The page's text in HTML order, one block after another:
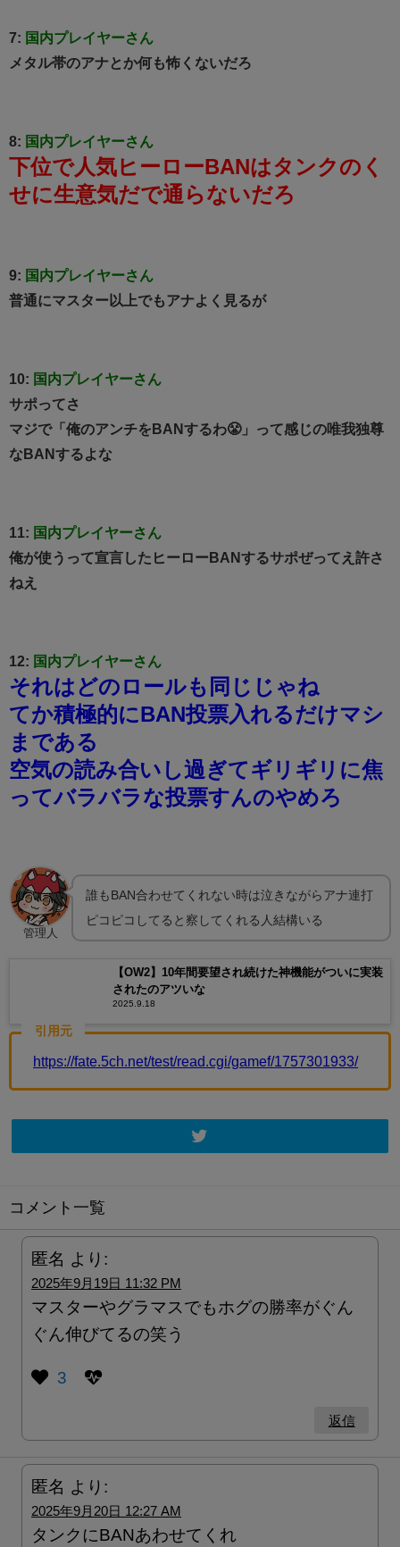
7: 国内プレイヤーさん
メタル帯のアナとか何も怖くないだろ
8: 国内プレイヤーさん
下位で人気ヒーローBANはタンクのく
せに生意気だで通らないだろ
9: 国内プレイヤーさん
普通にマスター以上でもアナよく見るが
10: 国内プレイヤーさん
サポってさ
マジで「俺のアンチをBANするわ😤」って感じの唯我独尊
なBANするよな
11: 国内プレイヤーさん
俺が使うって宣言したヒーローBANするサポぜってえ許さ
ねえ
12: 国内プレイヤーさん
それはどのロールも同じじゃね
てか積極的にBAN投票入れるだけマシ
まである
空気の読み合いし過ぎてギリギリに焦
ってバラバラな投票すんのやめろ
管理人
誰もBAN合わせてくれない時は泣きながらアナ連打
ピコピコしてると察してくれる人結構いる
【OW2】10年間要望され続けた神機能がついに実装
されたのアツいな
2025.9.18
引用元
https://fate.5ch.net/test/read.cgi/gamef/1757301933/
コメント一覧
匿名 より:
2025年9月19日 11:32 PM
マスターやグラマスでもホグの勝率がぐん
ぐん伸びてるの笑う
3
返信
匿名 より:
2025年9月20日 12:27 AM
タンクにBANあわせてくれ